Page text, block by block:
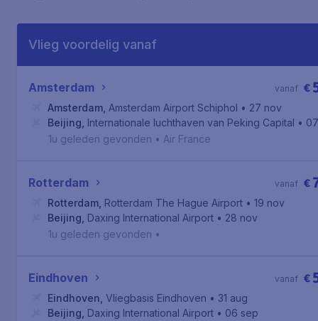
Vlieg voordelig vanaf
Amsterdam €
vanaf
Amsterdam Amsterdam Airport Schiphol • 27 nov
Beijing Internationale luchthaven van Peking Capital •
1u geleden gevonden • Air France
Rotterdam €
vanaf
Rotterdam Rotterdam The Hague Airport • 19 nov
Beijing Daxing International Airport • 28 nov
1u geleden gevonden •
Eindhoven €
vanaf
Eindhoven Vliegbasis Eindhoven • 31 aug
Beijing Daxing International Airport • 06 sep